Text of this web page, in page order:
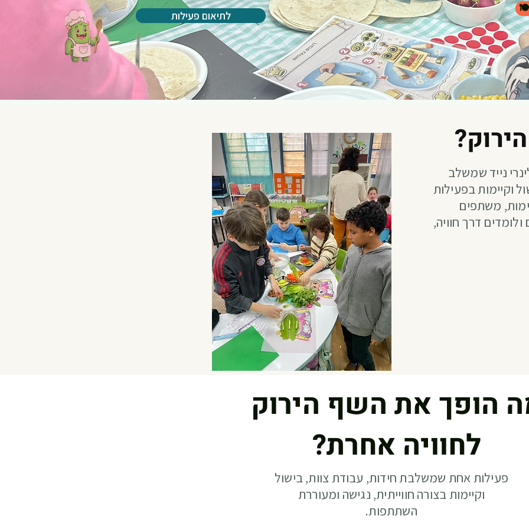
לתיאום פעילות
נייד שמשלב
וקיימות בפעילות
משתפים
דרך חוויה,
הופך את השף הירוק
?לחוויה אחרת
פעילות אחת שמשלבת חידות, עבודת צוות, בישול
וקיימות בצורה חווייתית, נגישה ומעוררת
השתתפות.